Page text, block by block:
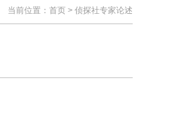
当前位置： 首页> 侦探社专家论述